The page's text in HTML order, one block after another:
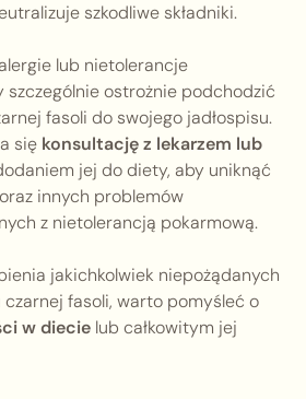
szkodliwe składniki.
lub nietolerancje
ostrożnie podchodzić
fasoli do swojego jadłospisu.
się konsultację z lekarzem lub
jej do diety, aby uniknąć
innych problemów
z nietolerancją pokarmową.
jakichkolwiek niepożądanych
fasoli, warto pomyśleć o
w diecie lub całkowitym jej